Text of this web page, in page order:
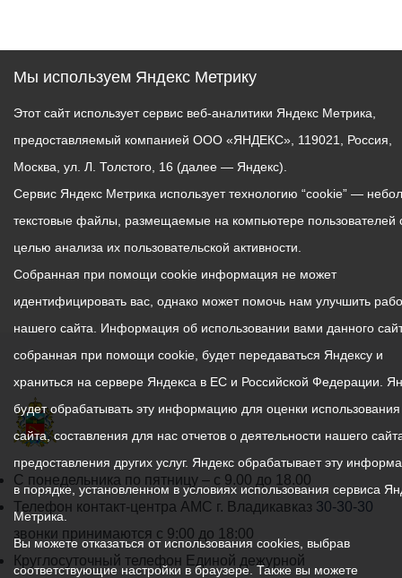
График
работы
администрации
местного
С понедельника по пятницу – с 9.00 до 18.00
Телефон контакт-центра АМС г. Владикавказ 30-30-30
звонки принимаются с 9:00 до 18:00
Круглосуточный телефон Единой дежурной
Мы используем Яндекс Метрику
Этот сайт использует сервис веб-аналитики Яндекс Метрика,
предоставляемый компанией ООО «ЯНДЕКС», 119021, Россия,
Москва, ул. Л. Толстого, 16 (далее — Яндекс).
Сервис Яндекс Метрика использует технологию “cookie” —
текстовые файлы, размещаемые на компьютере пользователей
целью анализа их пользовательской активности.
Собранная при помощи cookie информация не может
идентифицировать вас, однако может помочь нам улучшить
нашего сайта. Информация об использовании вами данного
собранная при помощи cookie, будет передаваться Яндексу и
храниться на сервере Яндекса в ЕС и Российской Федерации.
будет обрабатывать эту информацию для оценки
сайта, составления для нас отчетов о деятельности нашего
предоставления других услуг. Яндекс обрабатывает эту
в порядке, установленном в условиях использования сервиса
Метрика.
Вы можете отказаться от использования cookies, выбрав
соответствующие настройки в браузере. Также вы можете